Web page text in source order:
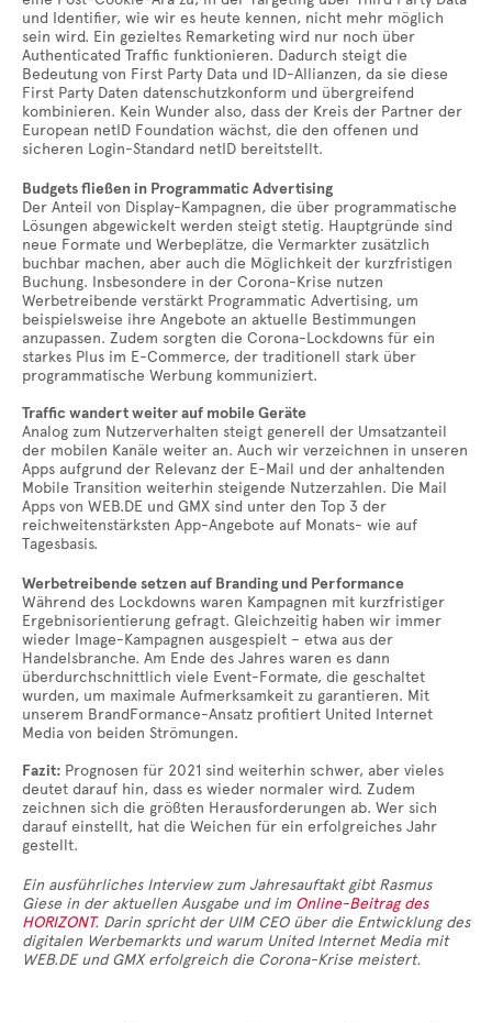
und Identifier, wie wir es heute kennen, nicht mehr möglich
sein wird. Ein gezieltes Remarketing wird nur noch über
Authenticated Traffic funktionieren. Dadurch steigt die
Bedeutung von First Party Data und ID-Allianzen, da sie diese
First Party Daten datenschutzkonform und übergreifend
kombinieren. Kein Wunder also, dass der Kreis der Partner der
European netID Foundation wächst, die den offenen und
sicheren Login-Standard netID bereitstellt.
Budgets fließen in Programmatic Advertising
Der Anteil von Display-Kampagnen, die über programmatische
Lösungen abgewickelt werden steigt stetig. Hauptgründe sind
neue Formate und Werbeplätze, die Vermarkter zusätzlich
buchbar machen, aber auch die Möglichkeit der kurzfristigen
Buchung. Insbesondere in der Corona-Krise nutzen
Werbetreibende verstärkt Programmatic Advertising, um
beispielsweise ihre Angebote an aktuelle Bestimmungen
anzupassen. Zudem sorgten die Corona-Lockdowns für ein
starkes Plus im E-Commerce, der traditionell stark über
programmatische Werbung kommuniziert.
Traffic wandert weiter auf mobile Geräte
Analog zum Nutzerverhalten steigt generell der Umsatzanteil
der mobilen Kanäle weiter an. Auch wir verzeichnen in unseren
Apps aufgrund der Relevanz der E-Mail und der anhaltenden
Mobile Transition weiterhin steigende Nutzerzahlen. Die Mail
Apps von WEB.DE und GMX sind unter den Top 3 der
reichweitenstärksten App-Angebote auf Monats- wie auf
Tagesbasis.
Werbetreibende setzen auf Branding und Performance
Während des Lockdowns waren Kampagnen mit kurzfristiger
Ergebnisorientierung gefragt. Gleichzeitig haben wir immer
wieder Image-Kampagnen ausgespielt – etwa aus der
Handelsbranche. Am Ende des Jahres waren es dann
überdurchschnittlich viele Event-Formate, die geschaltet
wurden, um maximale Aufmerksamkeit zu garantieren. Mit
unserem BrandFormance-Ansatz profitiert United Internet
Media von beiden Strömungen.
Fazit: Prognosen für 2021 sind weiterhin schwer, aber vieles
deutet darauf hin, dass es wieder normaler wird. Zudem
zeichnen sich die größten Herausforderungen ab. Wer sich
darauf einstellt, hat die Weichen für ein erfolgreiches Jahr
gestellt.
Ein ausführliches Interview zum Jahresauftakt gibt Rasmus
Giesein der aktuellen Ausgabe und im Online-Beitrag des
HORIZONT. Darin spricht der UIM CEO über die Entwicklung des
digitalen Werbemarkts und warum United Internet Media mit
WEB.DE und GMX erfolgreich die Corona-Krise meistert.